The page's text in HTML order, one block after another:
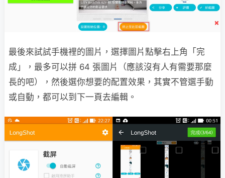
最後來試試手機裡的圖片，選擇圖片點擊右上角「完
成」，最多可以拼 64 張圖片（應該沒有人有需要那麼
長的吧），然後選你想要的配置效果，其實不管選手動
或自動，都可以到下一頁去編輯。